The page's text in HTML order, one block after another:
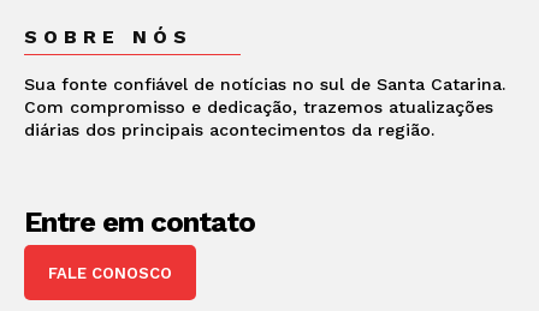
SOBRE NÓS
Sua fonte confiável de notícias no sul de Santa Catarina.
Com compromisso e dedicação, trazemos atualizações
diárias dos principais acontecimentos da região.
Entre em contato
FALE CONOSCO